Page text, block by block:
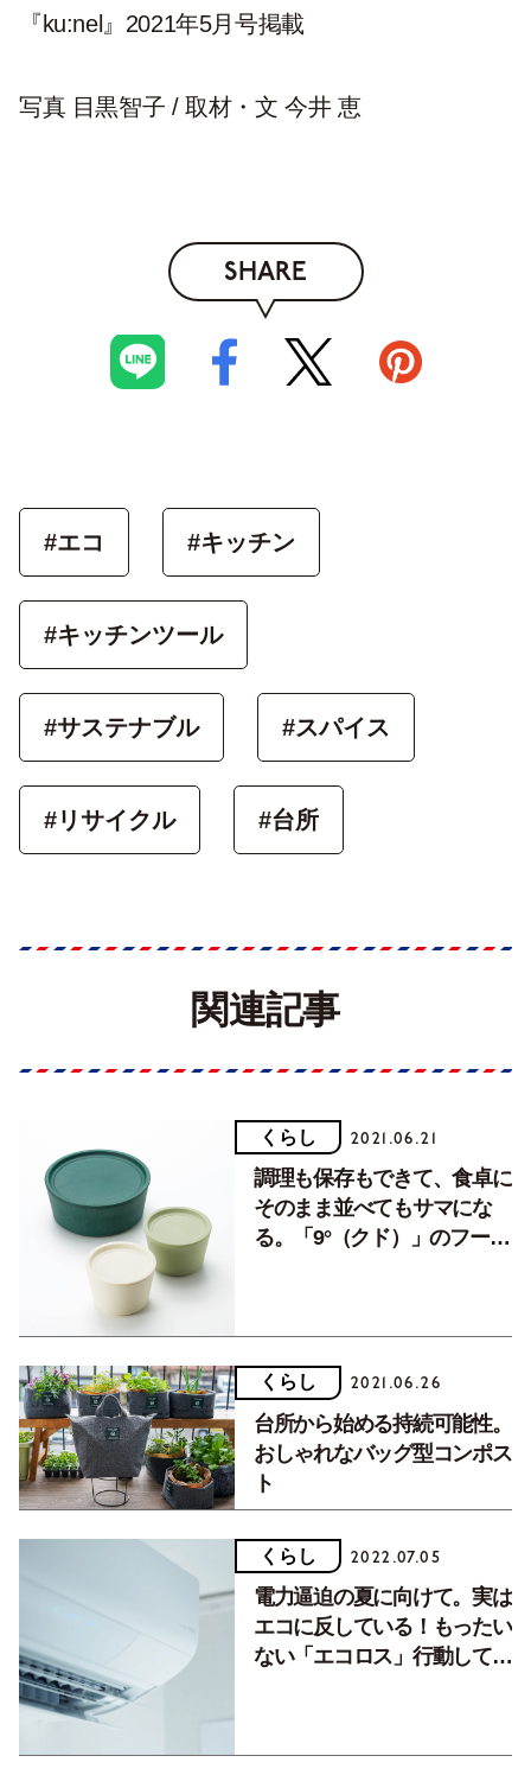
『ku:nel』2021年5月号掲載
写真 目黒智子 / 取材・文 今井 恵
SHARE
#エコ #キッチン
#キッチンツール
#サステナブル #スパイス
#リサイクル #台所
関連記事
くらし 2021.06.21
調理も保存もできて、食卓に
そのまま並べてもサマにな
る。「9°（クド）」のフード
くらし 2021.06.26
台所から始める持続可能性。
おしゃれなバッグ型コンポス
ト
くらし 2022.07.05
電力逼迫の夏に向けて。実は
エコに反している！もったい
ない「エコロス」行動してい